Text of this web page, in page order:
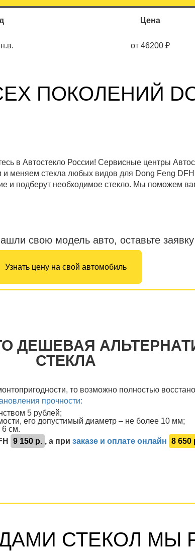
Цена
от 46200₽
ПОКОЛЕНИЙ
в Автостекло России! Сервисные центры
меняем стекла любых видов для Dong Feng DFH
подберут необходимое стекло. Мы поможем
свою модель авто, оставьте заявку
Узнать цену на свой автомобиль
ДЕШЕВАЯ
СТЕКЛА
то возможно полностью
прочности:
5 рублей;
его допустимый диаметр – не более 10 мм;
6 см.
9 150 р. , а при заказе и оплате онлайн 8 650
СТЕКОЛ МЫ